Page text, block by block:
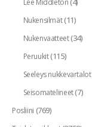
Lee Middleton
Nukensilmät(11)
Nukenvaatteet(34)
Peruukit(115)
Seeleys nukkevartalot
Seisomatelineet(7)
Posliini (769)